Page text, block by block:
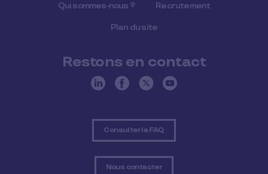
Qui sommes-nous ? Recrutement
Plan du site
Restons en contact
Consulter la FAQ
Nous contacter